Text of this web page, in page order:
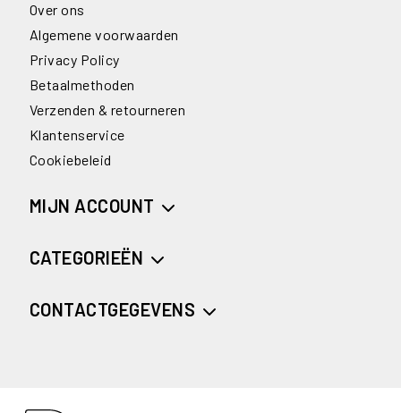
Over ons
Algemene voorwaarden
Privacy Policy
Betaalmethoden
Verzenden & retourneren
Klantenservice
Cookiebeleid
MIJN ACCOUNT
CATEGORIEËN
CONTACTGEGEVENS